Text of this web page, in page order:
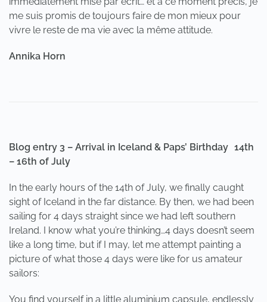
me suis promis de toujours faire de mon mieux pour
vivre le reste de ma vie avec la même attitude.
Annika Horn
Blog entry 3 – Arrival in Iceland & Paps’ Birthday 14th
– 16th of July
In the early hours of the 14th of July, we finally caught
sight of Iceland in the far distance. By then, we had been
sailing for 4 days straight since we had left southern
Ireland. I know what you’re thinking…4 days doesn’t seem
like a long time, but if I may, let me attempt painting a
picture of what those 4 days were like for us amateur
sailors:
You find yourself in a little aluminium capsule, endlessly